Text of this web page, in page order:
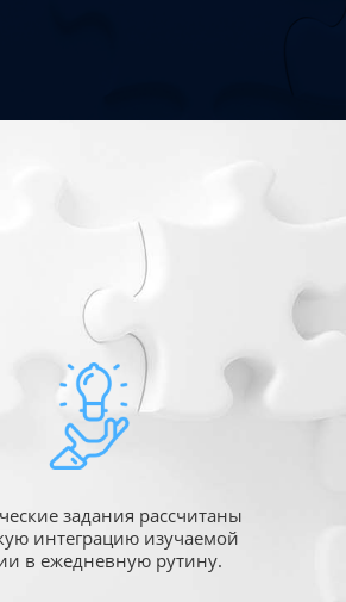
задания рассчитаны
интеграцию изучаемой
в ежедневную рутину.